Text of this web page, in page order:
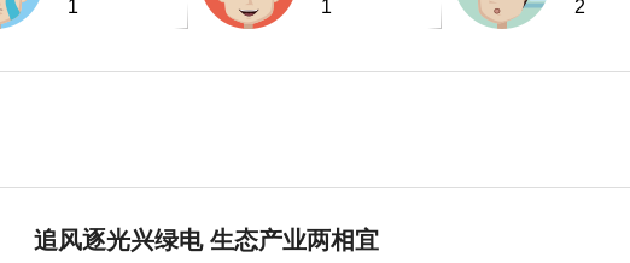
1 1 2
追风逐光兴绿电 生态产业两相宜